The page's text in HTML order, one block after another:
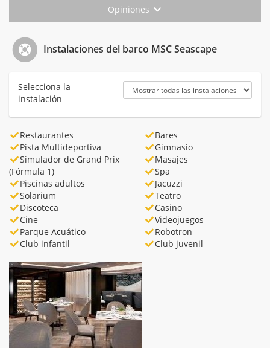
Opiniones
Instalaciones del barco MSC Seascape
Selecciona la
instalación
Restaurantes
Bares
Pista Multideportiva
Gimnasio
Simulador de Grand Prix
(Fórmula 1)
Masajes
Spa
Piscinas adultos
Jacuzzi
Solarium
Teatro
Discoteca
Casino
Cine
Videojuegos
Parque Acuático
Robotron
Club infantil
Club juvenil